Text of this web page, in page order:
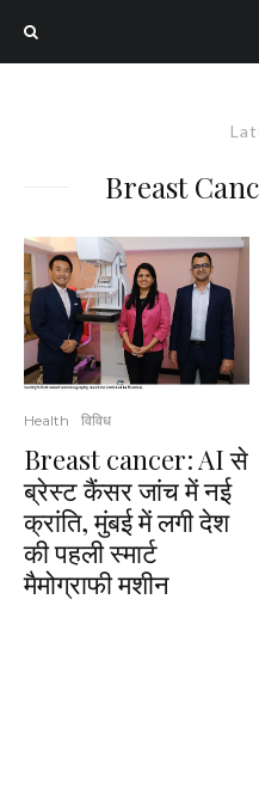
Breast
Health विविध
Breast cancer: AI से
ब्रेस्ट कैंसर जांच में नई
क्रांति, मुंबई में लगी देश
की पहली स्मार्ट
मैमोग्राफी मशीन